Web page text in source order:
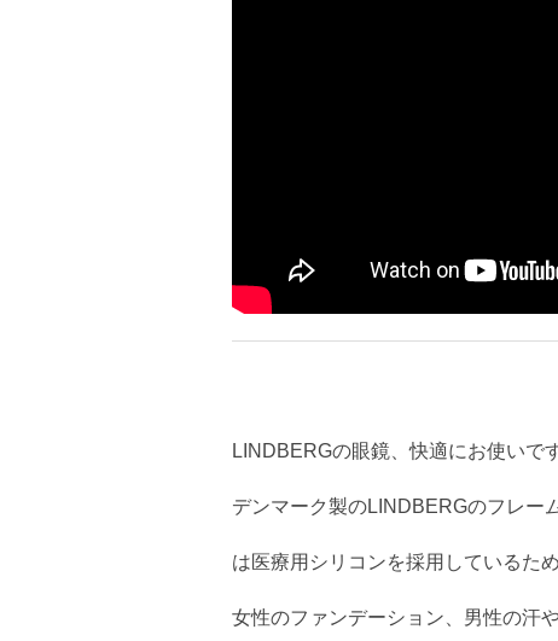
LINDBERGの眼鏡、快適にお使いで
デンマーク製のLINDBERGのフレー
は医療用シリコンを採用しているた
女性のファンデーション、男性の汗